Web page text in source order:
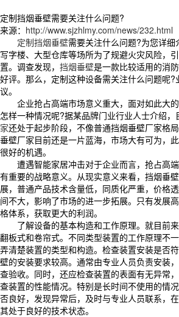
定制挡烟垂壁需要关注什么问题?
来源： http://www.sjzhlmy.com/news/232.html
定制挡烟垂壁需要关注什么问题?为您详细
写字楼、大型仓库等场所为了规避火灾风险，
置。调查发现， 挡烟垂壁是一款比较适用的消
好评。那么，定制这种设备需关注什么问题呢
议。
企业抢占高端市场意义重大，面对如此大
怎样一种情况呢?据某品牌门业行业人士介绍，
家还处于起步阶段，不像普通挡烟垂壁厂家格
垂壁厂家目前还是一片蓝海，市场大有可为，
很好的机遇。
遭遇智能家居冲击对于企业而言，抢占高
有重要的战略意义。从现实意义来看，挡烟垂
展，普通产品技术含量低，同质化严重，价格
间不大，影响了市场的进一步拓展。只有发展
格体系，获取更大的利润。
了解设备的基本构造和工作原理。就目前
翻板式和卷帘式。不同类型装置的工作原理不
弄清楚装置的类型和构造。检查装置安装是否
壁的安装要求较高。通常由专业人员负责安装
查验收。同时，还应检查装置的表面有无异常
查装置的性能情况。特别是长时间不使用的情
否良好，发现异常后，及时与专业人员联系，
其处于良好的技术状态。